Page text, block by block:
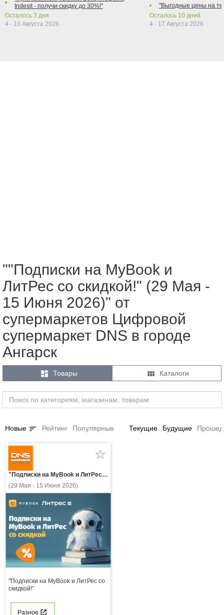
Indesit - получи скидку до 30%!"
Осталось 3 дня
4 - 10 Августа 2026
"Выгодные цены на
Осталось 10 дней
4 - 17 Августа 2026
""Подписки на MyBook и
ЛитРес со скидкой!" (29 Мая -
15 Июня 2026)" от
супермаркетов Цифровой
супермаркет DNS в городе
Ангарск
 Товары  Каталоги
Новые sort Рейтинг Популярные Текущие Будущие
"Подписки на MyBook и ЛитРес со скидкой!"
(29 Мая - 15 Июня 2026)
"Подписки на MyBook и ЛитРес со
скидкой!"
Разное